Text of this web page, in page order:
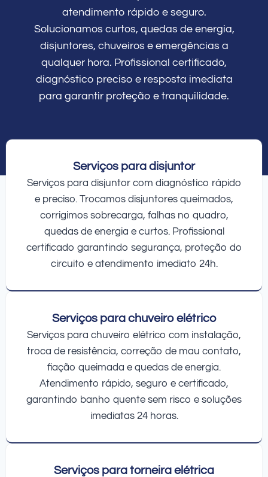
atendimento rápido e seguro.
Solucionamos curtos, quedas de energia,
disjuntores, chuveiros e emergências a
qualquer hora. Profissional certificado,
diagnóstico preciso e resposta imediata
para garantir proteção e tranquilidade.
Serviços para disjuntor
Serviços para disjuntor com diagnóstico rápido
e preciso. Trocamos disjuntores queimados,
corrigimos sobrecarga, falhas no quadro,
quedas de energia e curtos. Profissional
certificado garantindo segurança, proteção do
circuito e atendimento imediato 24h.
Serviços para chuveiro elétrico
Serviços para chuveiro elétrico com instalação,
troca de resistência, correção de mau contato,
fiação queimada e quedas de energia.
Atendimento rápido, seguro e certificado,
garantindo banho quente sem risco e soluções
imediatas 24 horas.
Serviços para torneira elétrica